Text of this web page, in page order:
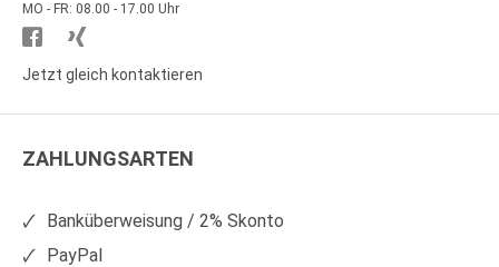
MO - FR: 08.00 - 17.00 Uhr
Besuchen
Sie
auf
Sie
auf
Jetzt gleich kontaktieren
ZAHLUNGSARTEN
Banküberweisung / 2% Skonto
PayPal